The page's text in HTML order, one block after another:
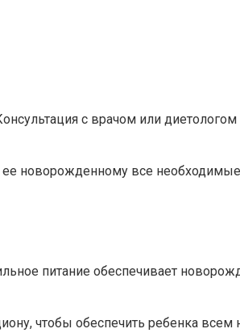
с врачом или
новорожденному все
питание обеспечивает
чтобы обеспечить ребенка